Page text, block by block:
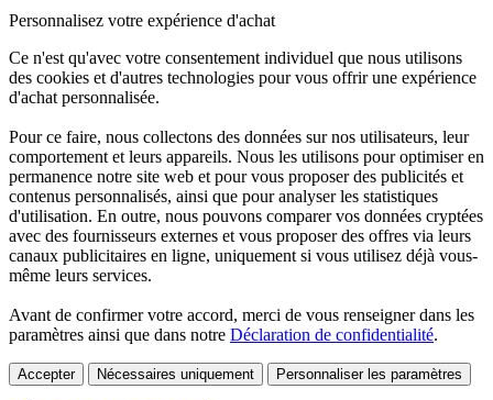
Personnalisez votre expérience d'achat
Ce n'est qu'avec votre consentement individuel que nous utilisons
des cookies et d'autres technologies pour vous offrir une expérience
d'achat personnalisée.
Pour ce faire, nous collectons des données sur nos utilisateurs, leur
comportement et leurs appareils. Nous les utilisons pour optimiser en
permanence notre site web et pour vous proposer des publicités et
contenus personnalisés, ainsi que pour analyser les statistiques
d'utilisation. En outre, nous pouvons comparer vos données cryptées
avec des fournisseurs externes et vous proposer des offres via leurs
canaux publicitaires en ligne, uniquement si vous utilisez déjà vous-
même leurs services.
Avant de confirmer votre accord, merci de vous renseigner dans les
paramètres ainsi que dans notre Déclaration de confidentialité.
Accepter Nécessaires uniquement Personnaliser les paramètres